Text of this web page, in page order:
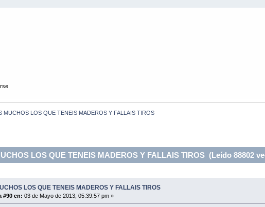
MUCHOS LOS QUE TENEIS MADEROS Y FALLAIS TIROS
LOS QUE TENEIS MADEROS Y FALLAIS TIROS (Leído 88802
LOS QUE TENEIS MADEROS Y FALLAIS TIROS
#90 en: 03 de Mayo de 2013, 05:39:57 pm »